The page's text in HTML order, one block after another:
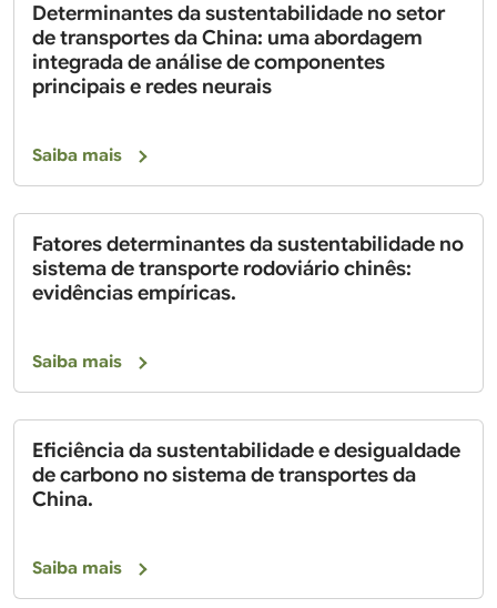
Determinantes da sustentabilidade no setor
de transportes da China: uma abordagem
integrada de análise de componentes
principais e redes neurais
Saiba mais
Fatores determinantes da sustentabilidade no
sistema de transporte rodoviário chinês:
evidências empíricas.
Saiba mais
Eficiência da sustentabilidade e desigualdade
de carbono no sistema de transportes da
China.
Saiba mais